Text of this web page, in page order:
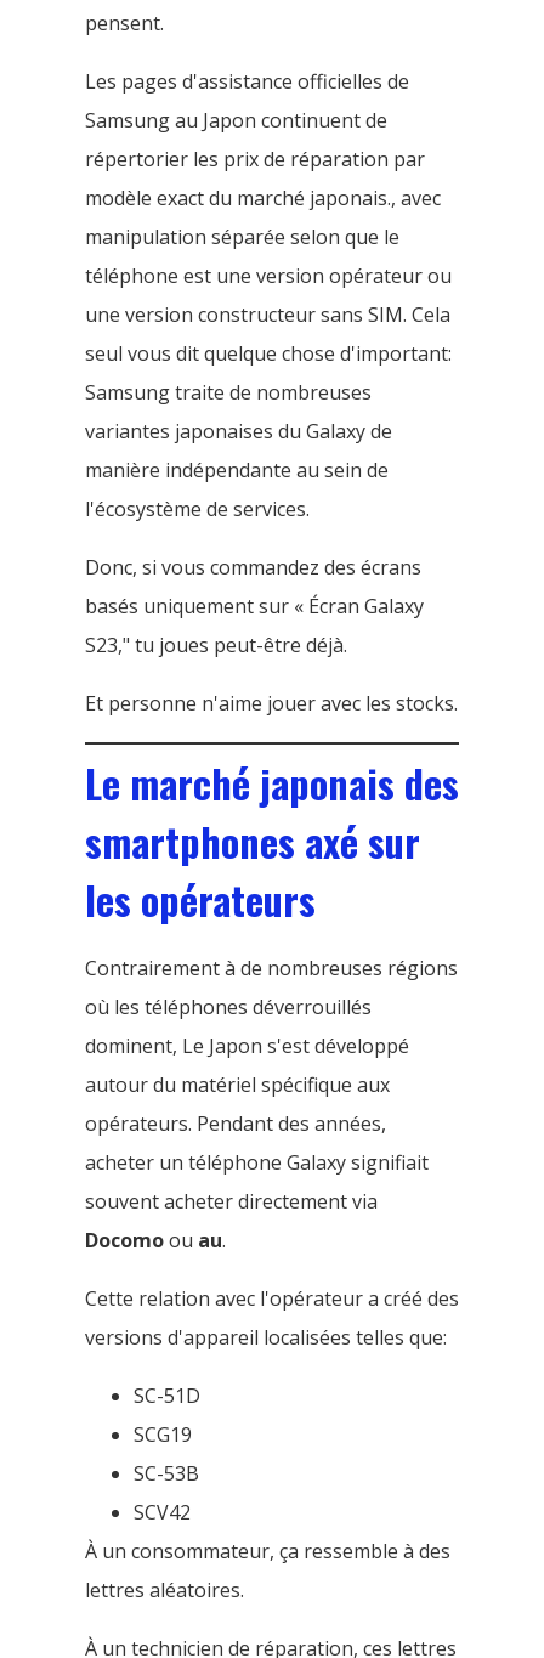
pensent.
Les pages d'assistance officielles de
Samsung au Japon continuent de
répertorier les prix de réparation par
modèle exact du marché japonais., avec
manipulation séparée selon que le
téléphone est une version opérateur ou
une version constructeur sans SIM. Cela
seul vous dit quelque chose d'important:
Samsung traite de nombreuses
variantes japonaises du Galaxy de
manière indépendante au sein de
l'écosystème de services.
Donc, si vous commandez des écrans
basés uniquement sur « Écran Galaxy
S23," tu joues peut-être déjà.
Et personne n'aime jouer avec les stocks.
Le marché japonais des
smartphones axé sur
les opérateurs
Contrairement à de nombreuses régions
où les téléphones déverrouillés
dominent, Le Japon s'est développé
autour du matériel spécifique aux
opérateurs. Pendant des années,
acheter un téléphone Galaxy signifiait
souvent acheter directement via
Docomoou au.
Cette relation avec l'opérateur a créé des
versions d'appareil localisées telles que:
SC-51D
SCG19
SC-53B
SCV42
À un consommateur, ça ressemble à des
lettres aléatoires.
À un technicien de réparation, ces lettres